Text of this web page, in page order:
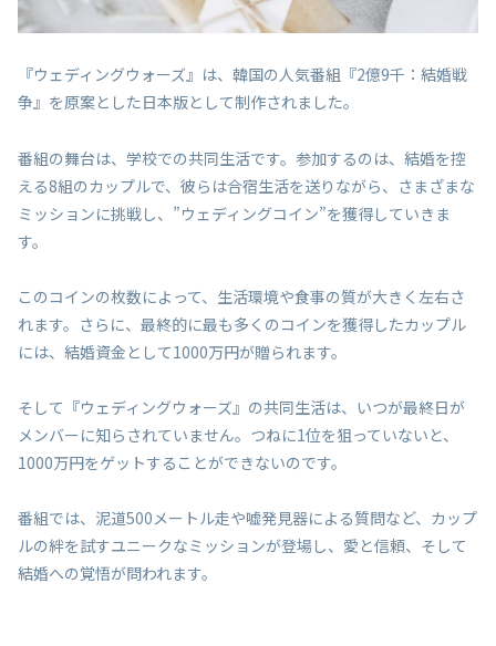
『ウェディングウォーズ』は、韓国の人気番組『2億9千：結婚戦
争』を原案とした日本版として制作されました。
番組の舞台は、学校での共同生活です。参加するのは、結婚を控
える8組のカップルで、彼らは合宿生活を送りながら、さまざまな
ミッションに挑戦し、”ウェディングコイン”を獲得していきま
す。
このコインの枚数によって、生活環境や食事の質が大きく左右さ
れます。さらに、最終的に最も多くのコインを獲得したカップル
には、結婚資金として1000万円が贈られます。
そして『ウェディングウォーズ』の共同生活は、いつが最終日が
メンバーに知らされていません。つねに1位を狙っていないと、
1000万円をゲットすることができないのです。
番組では、泥道500メートル走や嘘発見器による質問など、カップ
ルの絆を試すユニークなミッションが登場し、愛と信頼、そして
結婚への覚悟が問われます。